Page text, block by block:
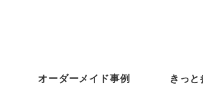
オーダーメイド事例 きっ